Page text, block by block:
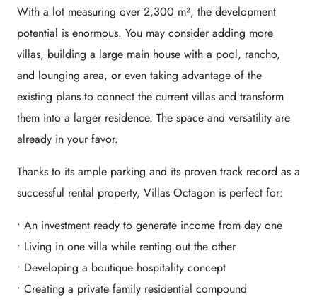
With a lot measuring over 2,300 m², the development
potential is enormous. You may consider adding more
villas, building a large main house with a pool, rancho,
and lounging area, or even taking advantage of the
existing plans to connect the current villas and transform
them into a larger residence. The space and versatility are
already in your favor.
Thanks to its ample parking and its proven track record as a
successful rental property, Villas Octagon is perfect for:
• An investment ready to generate income from day one
• Living in one villa while renting out the other
• Developing a boutique hospitality concept
• Creating a private family residential compound